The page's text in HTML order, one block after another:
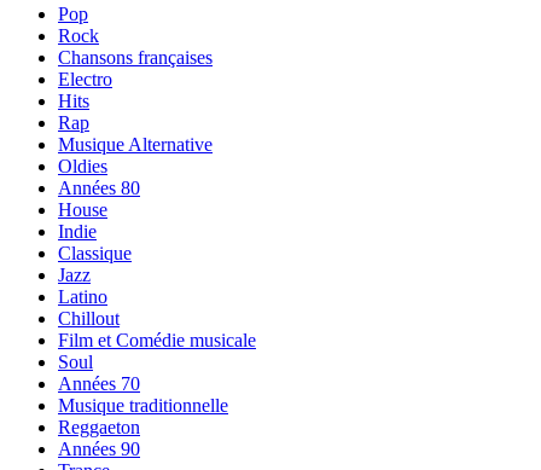
Pop
Rock
Chansons françaises
Electro
Hits
Rap
Musique Alternative
Oldies
Années 80
House
Indie
Classique
Jazz
Latino
Chillout
Film et Comédie musicale
Soul
Années 70
Musique traditionnelle
Reggaeton
Années 90